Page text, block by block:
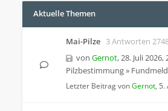
Aktuelle Themen
Mai-Pilze 3 Antworten
von Gernot,28. Juli 2026,
Pilzbestimmung»
Letzter Beitrag vonGernot, 5.